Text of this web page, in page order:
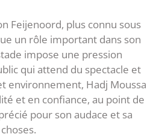
Feijenoord, plus connu sous
un rôle important dans son
impose une pression
qui attend du spectacle et
environnement, Hadj Moussa
et en confiance, au point de
pour son audace et sa